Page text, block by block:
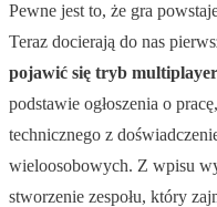
Pewne jest to, że gra
Teraz docierają do nas
pojawić się tryb multiplayer
podstawie ogłoszenia o
technicznego z
wieloosobowych. Z wpisu
stworzenie zespołu, który